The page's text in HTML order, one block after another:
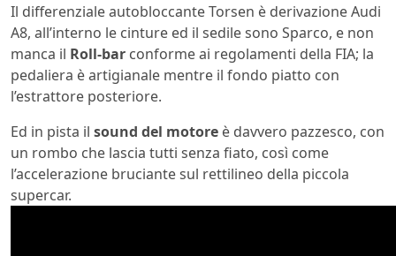
Il differenziale autobloccante Torsen è derivazione Audi
A8, all’interno le cinture ed il sedile sono Sparco, e non
manca il Roll-bar conforme ai regolamenti della FIA; la
pedaliera è artigianale mentre il fondo piatto con
l’estrattore posteriore.
Ed in pista il sound del motore è davvero pazzesco, con
un rombo che lascia tutti senza fiato, così come
l’accelerazione bruciante sul rettilineo della piccola
supercar.